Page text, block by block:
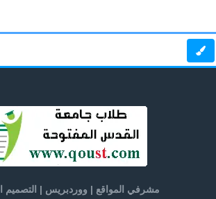
مشرفي المواقع | ووردبريس | التصميم